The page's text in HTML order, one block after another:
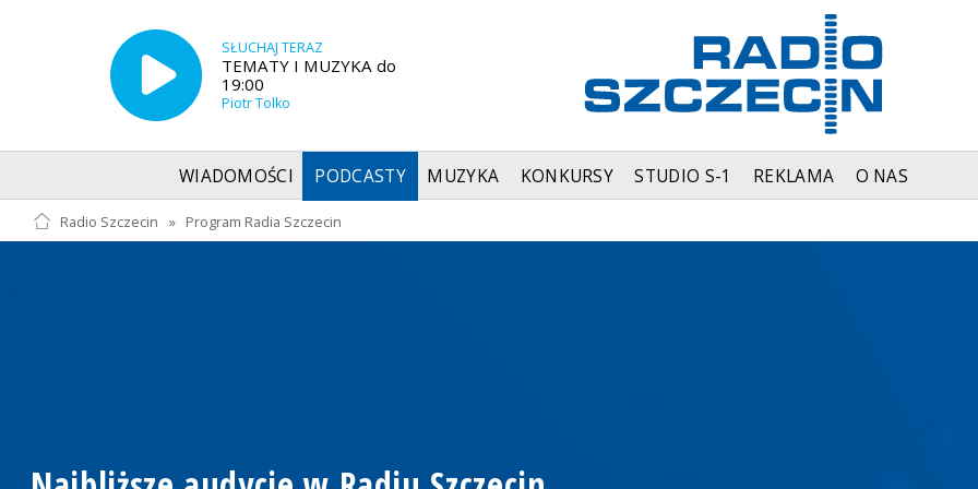
SŁUCHAJ TERAZ
TEMATY I MUZYKA do
19:00
Piotr Tolko
WIADOMOŚCI PODCASTY MUZYKA KONKURSY STUDIO S-1 REKLAMA O NAS
Radio Szczecin » Program Radia Szczecin